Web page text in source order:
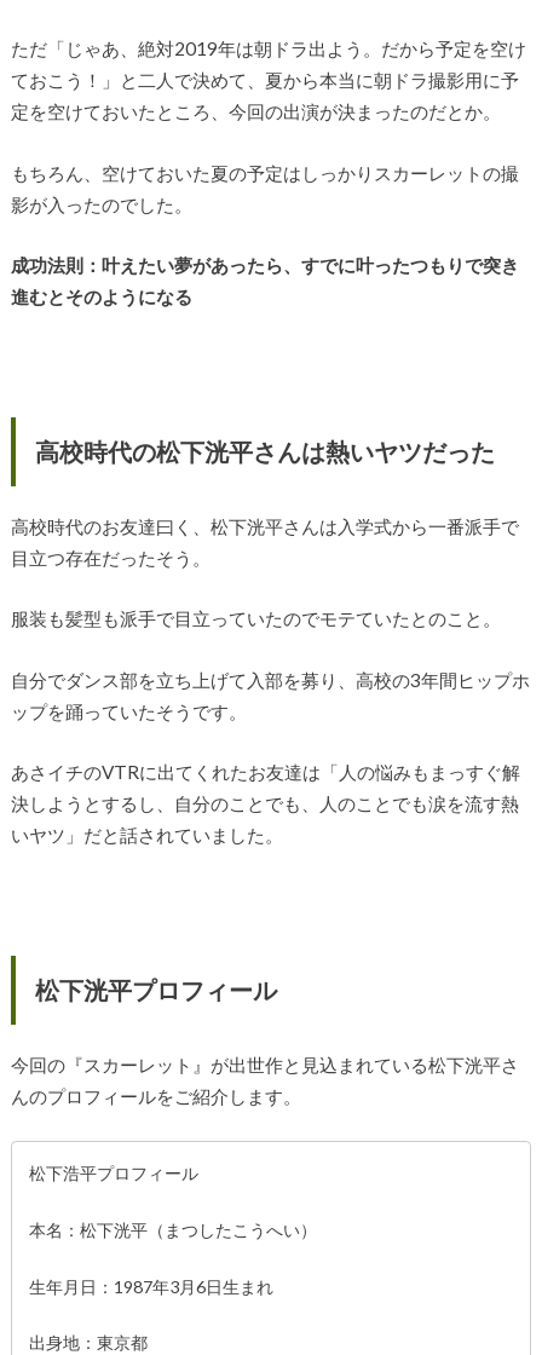
ただ「じゃあ、絶対2019年は朝ドラ出よう。だから予定を空け
ておこう！」と二人で決めて、夏から本当に朝ドラ撮影用に予
定を空けておいたところ、今回の出演が決まったのだとか。
もちろん、空けておいた夏の予定はしっかりスカーレットの撮
影が入ったのでした。
成功法則：叶えたい夢があったら、すでに叶ったつもりで突き
進むとそのようになる
高校時代の松下洸平さんは熱いヤツだった
高校時代のお友達曰く、松下洸平さんは入学式から一番派手で
目立つ存在だったそう。
服装も髪型も派手で目立っていたのでモテていたとのこと。
自分でダンス部を立ち上げて入部を募り、高校の3年間ヒップホ
ップを踊っていたそうです。
あさイチのVTRに出てくれたお友達は「人の悩みもまっすぐ解
決しようとするし、自分のことでも、人のことでも涙を流す熱
いヤツ」だと話されていました。
松下洸平プロフィール
今回の『スカーレット』が出世作と見込まれている松下洸平さ
んのプロフィールをご紹介します。
松下浩平プロフィール
本名：松下洸平（まつしたこうへい）
生年月日：1987年3月6日生まれ
出身地：東京都